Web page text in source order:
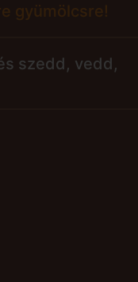
gyümölcsre!
szedd, vedd,